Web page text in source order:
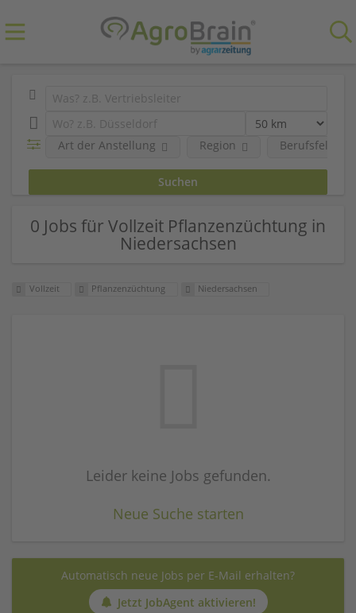
Art der Anstellung Region Berufsfeld
0 Jobs für Vollzeit Pflanzenzüchtung in
Niedersachsen
Vollzeit Pflanzenzüchtung Niedersachsen
Leider keine Jobs gefunden.
Neue Suche starten
Automatisch neue Jobs per E-Mail erhalten?
Jetzt JobAgent aktivieren!